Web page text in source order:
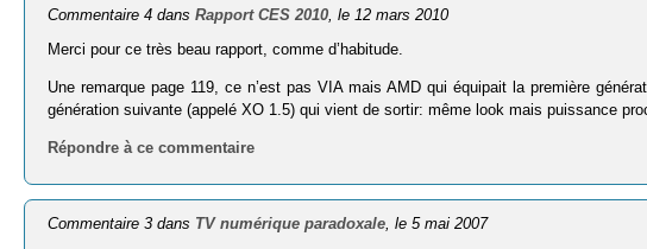
Commentaire 4 dansRapport CES 2010 , le 12 mars 2010
Merci pour ce très beau rapport, comme d’habitude.
Une remarque page 119, ce n’est pas VIA mais AMD qui équipait la première
génération suivante (appelé XO 1.5) qui vient de sortir: même look mais puissance
Répondre à ce commentaire
Commentaire 3 dans TV numérique paradoxale , le 5 mai 2007